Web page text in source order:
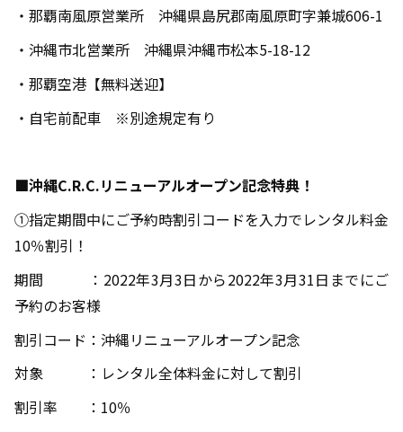
・那覇南風原営業所 沖縄県島尻郡南風原町字兼城606-1
・沖縄市北営業所 沖縄県沖縄市松本5-18-12
・那覇空港【無料送迎】
・自宅前配車 ※別途規定有り
■沖縄C.R.C.リニューアルオープン記念特典！
①指定期間中にご予約時割引コードを入力でレンタル料金
10％割引！
期間 ：2022年3月3日から2022年3月31日までにご
予約のお客様
割引コード：沖縄リニューアルオープン記念
対象 ：レンタル全体料金に対して割引
割引率 ：10％